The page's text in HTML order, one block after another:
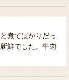
煮てばかりだっ
鮮でした。牛肉